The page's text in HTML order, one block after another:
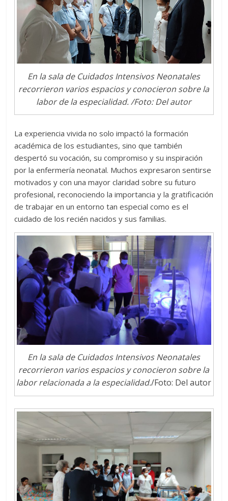
En la sala de Cuidados Intensivos Neonatales
recorrieron varios espacios y conocieron sobre la
labor de la especialidad. /Foto: Del autor
La experiencia vivida no solo impactó la formación
académica de los estudiantes, sino que también
despertó su vocación, su compromiso y su inspiración
por la enfermería neonatal. Muchos expresaron sentirse
motivados y con una mayor claridad sobre su futuro
profesional, reconociendo la importancia y la gratificación
de trabajar en un entorno tan especial como es el
cuidado de los recién nacidos y sus familias.
En la sala de Cuidados Intensivos Neonatales
recorrieron varios espacios y conocieron sobre la
labor relacionada a la especialidad./Foto: Del autor